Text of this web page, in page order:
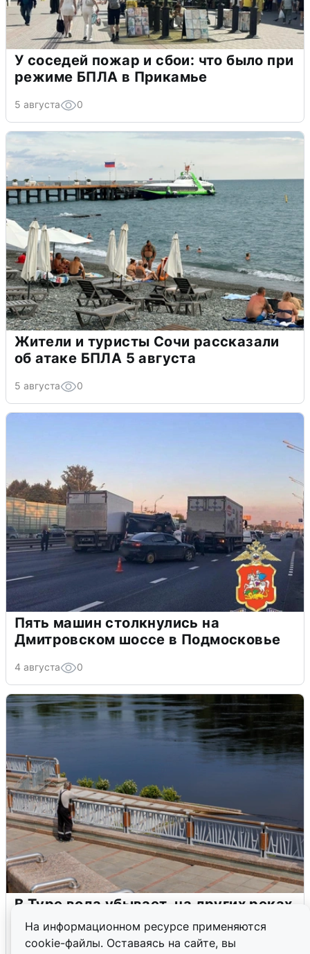
На информационном ресурсе применяются
cookie-файлы. Оставаясь на сайте, вы
У соседей пожар и сбои: что было при
режиме БПЛА в Прикамье
5 августа 0
Жители и туристы Сочи рассказали
об атаке БПЛА 5 августа
5 августа 0
Пять машин столкнулись на
Дмитровском шоссе в Подмосковье
4 августа 0
В Туре вода убывает, на других реках
области прибывает
4 августа 0